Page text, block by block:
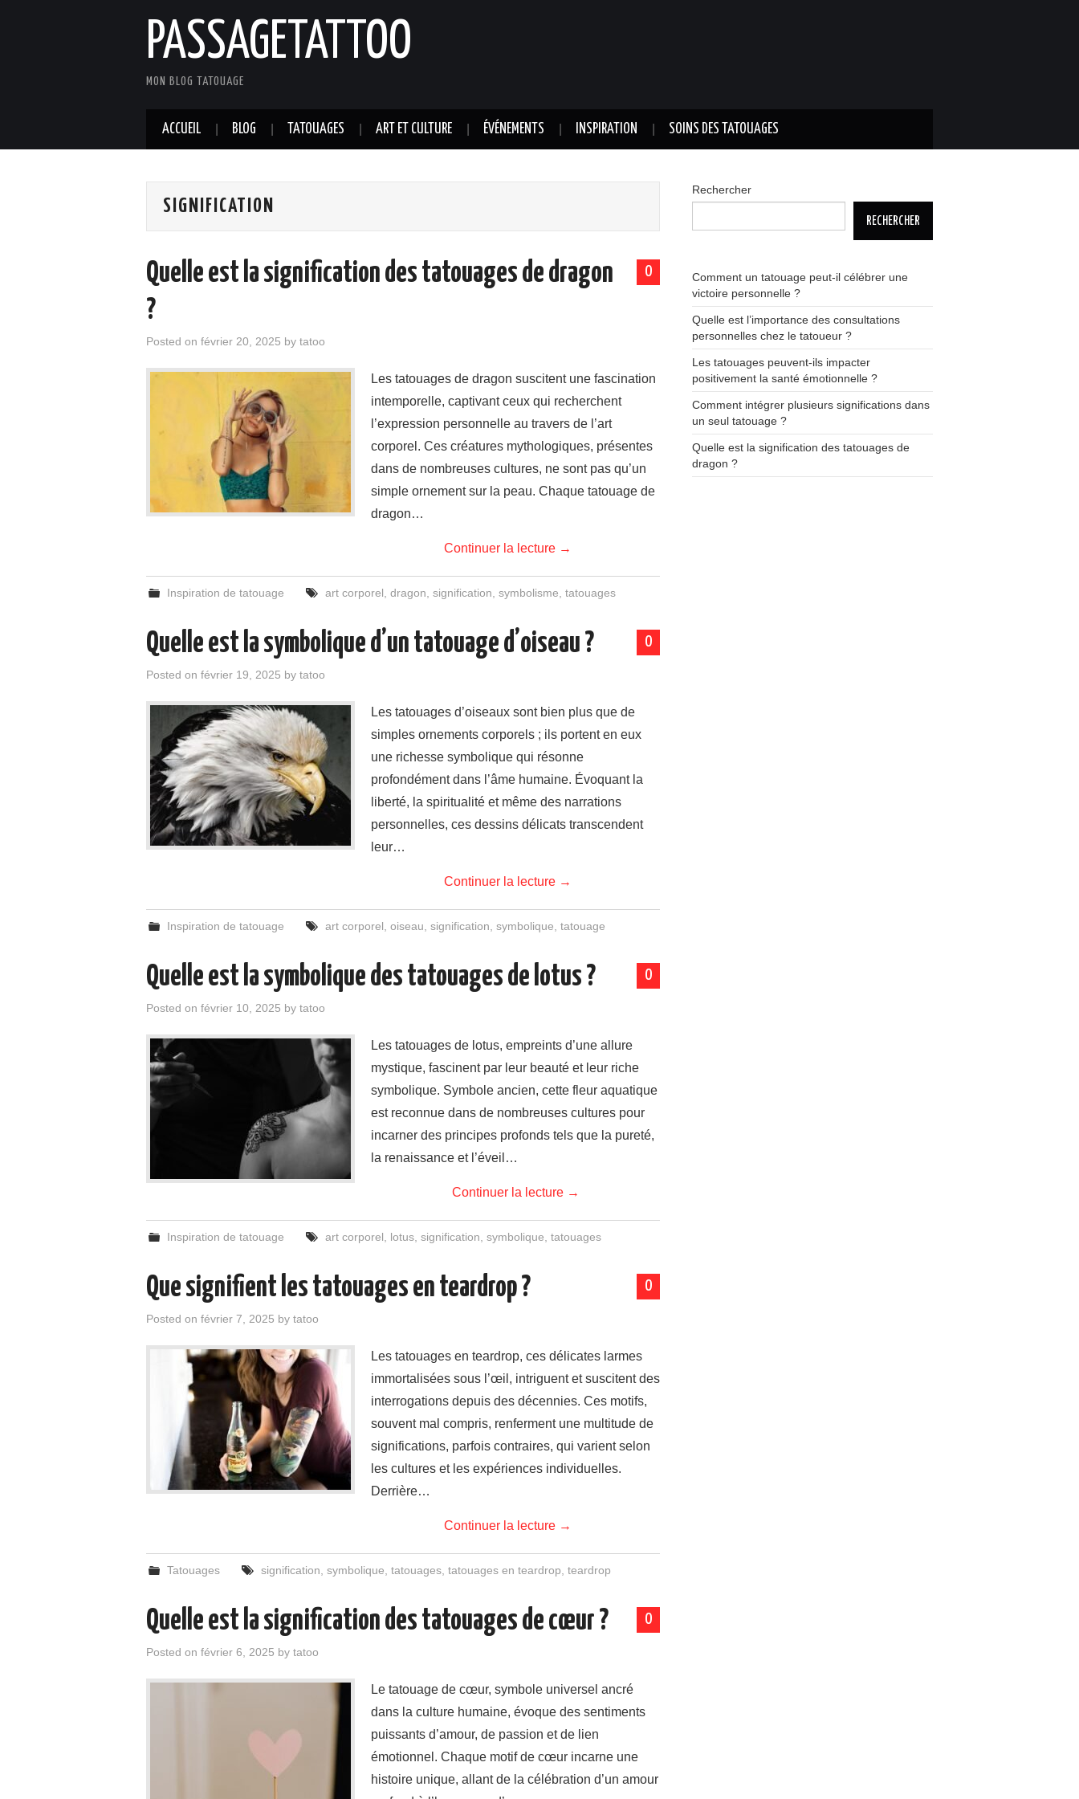
PASSAGETATTOO
MON BLOG TATOUAGE
ACCUEIL BLOG TATOUAGES ART ET CULTURE ÉVÉNEMENTS INSPIRATION SOINS DES TATOUAGES
SIGNIFICATION
0
Quelle est la signification des tatouages de dragon
?
Posted on février 20, 2025 by tatoo
Les tatouages de dragon suscitent une fascination
intemporelle, captivant ceux qui recherchent
l’expression personnelle au travers de l’art
corporel. Ces créatures mythologiques, présentes
dans de nombreuses cultures, ne sont pas qu’un
simple ornement sur la peau. Chaque tatouage de
dragon…
Continuer la lecture →
Inspiration de tatouage art corporel dragon signification symbolisme tatouages
0
Quelle est la symbolique d’un tatouage d’oiseau ?
Posted on février 19, 2025 by tatoo
Les tatouages d’oiseaux sont bien plus que de
simples ornements corporels ; ils portent en eux
une richesse symbolique qui résonne
profondément dans l’âme humaine. Évoquant la
liberté, la spiritualité et même des narrations
personnelles, ces dessins délicats transcendent
leur…
Continuer la lecture →
Inspiration de tatouage art corporel oiseau signification symbolique tatouage
0
Quelle est la symbolique des tatouages de lotus ?
Posted on février 10, 2025 by tatoo
Les tatouages de lotus, empreints d’une allure
mystique, fascinent par leur beauté et leur riche
symbolique. Symbole ancien, cette fleur aquatique
est reconnue dans de nombreuses cultures pour
incarner des principes profonds tels que la pureté,
la renaissance et l’éveil…
Continuer la lecture →
Inspiration de tatouage art corporel lotus, signification symbolique tatouages
0
Que signifient les tatouages en teardrop ?
Posted on février 7, 2025 by tatoo
Les tatouages en teardrop, ces délicates larmes
immortalisées sous l’œil, intriguent et suscitent des
interrogations depuis des décennies. Ces motifs,
souvent mal compris, renferment une multitude de
significations, parfois contraires, qui varient selon
les cultures et les expériences individuelles.
Derrière…
Continuer la lecture →
Tatouages signification symbolique tatouages, tatouages en teardrop teardrop
0
Quelle est la signification des tatouages de cœur ?
Posted on février 6, 2025 by tatoo
Le tatouage de cœur, symbole universel ancré
dans la culture humaine, évoque des sentiments
puissants d’amour, de passion et de lien
émotionnel. Chaque motif de cœur incarne une
histoire unique, allant de la célébration d’un amour
Rechercher
RECHERCHER
Comment un tatouage peut-il célébrer une
victoire personnelle ?
Quelle est l’importance des consultations
personnelles chez le tatoueur ?
Les tatouages peuvent-ils impacter
positivement la santé émotionnelle ?
Comment intégrer plusieurs significations dans
un seul tatouage ?
Quelle est la signification des tatouages de
dragon ?